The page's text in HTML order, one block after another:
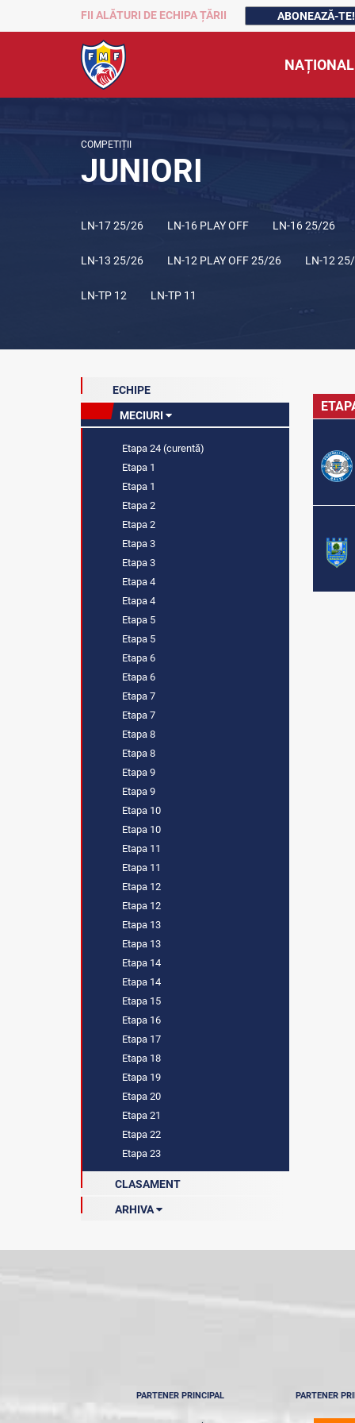
FII ALĂTURI DE ECHIPA ȚĂRII ABONEAZĂ-TE!
COMPETIȚII
JUNIORI
LN-17 25/26 LN-16 PLAY OFF LN-16 25/26
LN-13 25/26 LN-12 PLAY OFF 25/26 LN-12
LN-TP 12 LN-TP 11
ECHIPE
MECIURI
Etapa 24 (curentă)
Etapa 1
Etapa 1
Etapa 2
Etapa 2
Etapa 3
Etapa 3
Etapa 4
Etapa 4
Etapa 5
Etapa 5
Etapa 6
Etapa 6
Etapa 7
Etapa 7
Etapa 8
Etapa 8
Etapa 9
Etapa 9
Etapa 10
Etapa 10
Etapa 11
Etapa 11
Etapa 12
Etapa 12
Etapa 13
Etapa 13
Etapa 14
Etapa 14
Etapa 15
Etapa 16
Etapa 17
Etapa 18
Etapa 19
Etapa 20
Etapa 21
Etapa 22
Etapa 23
CLASAMENT
ARHIVA
PARTENER PRINCIPAL PARTENER